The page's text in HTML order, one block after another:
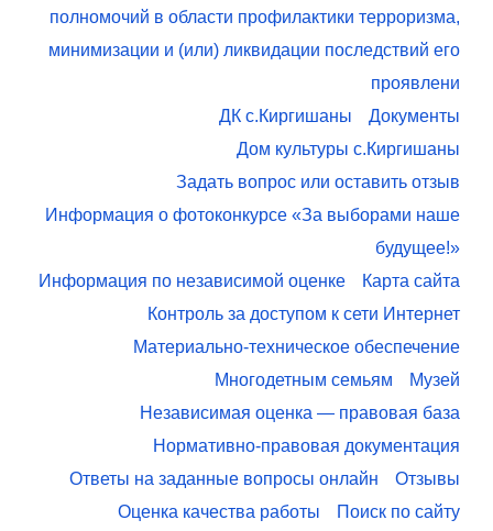
полномочий в области профилактики терроризма,
минимизации и (или) ликвидации последствий его
проявлени
ДК с.Киргишаны
Документы
Дом культуры с.Киргишаны
Задать вопрос или оставить отзыв
Информация о фотоконкурсе «За выборами наше
будущее!»
Информация по независимой оценке
Карта сайта
Контроль за доступом к сети Интернет
Материально-техническое обеспечение
Многодетным семьям
Музей
Независимая оценка — правовая база
Нормативно-правовая документация
Ответы на заданные вопросы онлайн
Отзывы
Оценка качества работы
Поиск по сайту